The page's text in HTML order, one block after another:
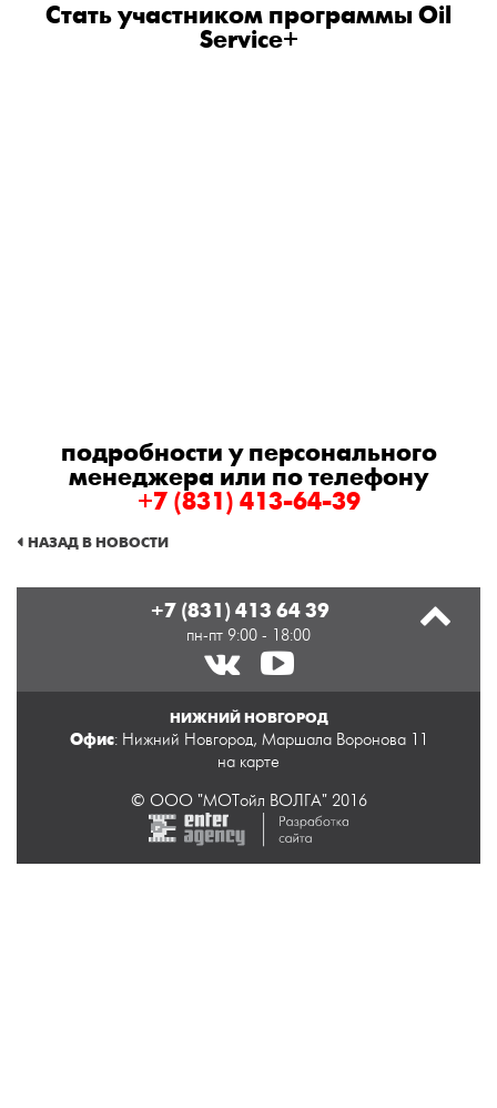
Стать участником программы Oil
Service+
подробности у персонального
менеджера или по телефону
+7 (831) 413-64-39
НАЗАД В НОВОСТИ
+7 (831) 413 64 39
пн-пт 9:00 - 18:00
НИЖНИЙ НОВГОРОД
Офис: Нижний Новгород, Маршала Воронова 11
на карте
© ООО "МОТойл ВОЛГА" 2016